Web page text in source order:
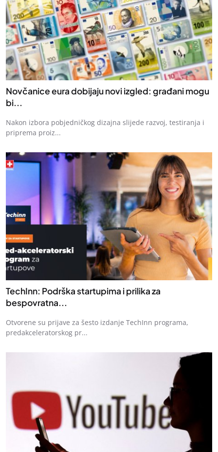
Novčanice eura dobijaju novi izgled: građani mogu
bi...
Nakon izbora pobjedničkog dizajna slijede razvoj, testiranja i
priprema proiz...
TechInn: Podrška startupima i prilika za
bespovratna...
Otvorene su prijave za šesto izdanje TechInn programa,
predakceleratorskog pr...